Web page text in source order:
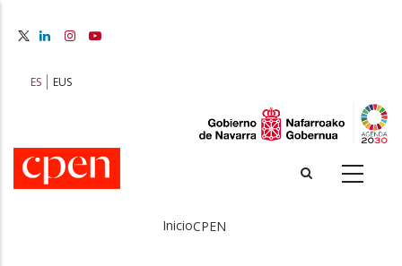
principal
ES EUS
InicioCPEN